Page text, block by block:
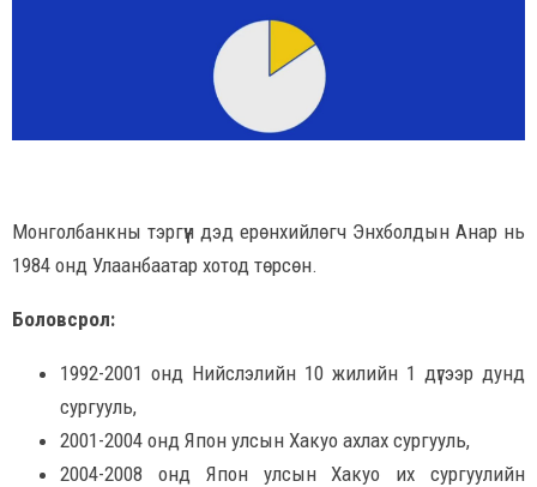
Монголбанкны тэргүүн дэд ерөнхийлөгч Энхболдын Анар нь
1984 онд Улаанбаатар хотод төрсөн.
Боловсрол:
1992-2001 онд Нийслэлийн 10 жилийн 1 дүгээр дунд
сургууль,
2001-2004 онд Япон улсын Хакуо ахлах сургууль,
2004-2008 онд Япон улсын Хакуо их сургуулийн